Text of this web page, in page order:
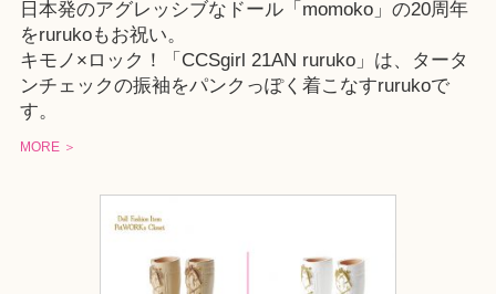
日本発のアグレッシブなドール「momoko」の20周年
をrurukoもお祝い。
キモノ×ロック！「CCSgirl 21AN ruruko」は、タータ
ンチェックの振袖をパンクっぽく着こなすrurukoで
す。
MORE ＞